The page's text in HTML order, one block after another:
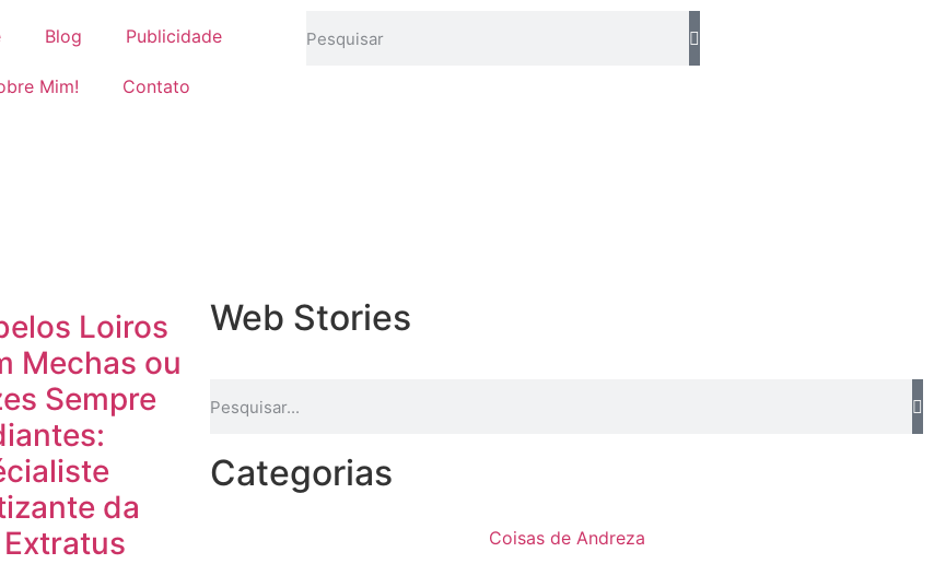
Blog Publicidade
Mim! Contato
Loiros
Mechas ou
Sempre
da
Extratus
Web Stories
Categorias
Coisas de Andreza